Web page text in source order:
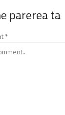
parerea ta
*